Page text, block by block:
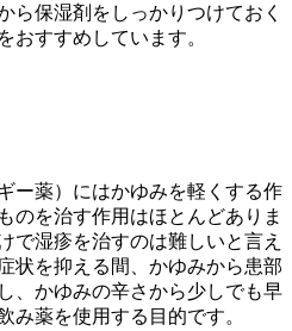
ら保湿剤をしっかりつけておく
おすすめしています。
ー薬）にはかゆみを軽くする作
のを治す作用はほとんどありま
で湿疹を治すのは難しいと言え
状を抑える間、かゆみから患部
、かゆみの辛さから少しでも早
み薬を使用する目的です。